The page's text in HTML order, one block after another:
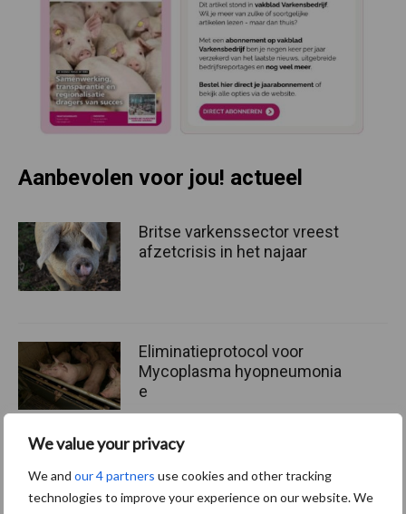
We value your privacy
We and our 4 partners use cookies and other tracking
technologies to improve your experience on our website. We
Aanbevolen voor jou! actueel
Britse varkenssector vreest
afzetcrisis in het najaar
Eliminatieprotocol voor
Mycoplasma hyopneumonia
e
AVP in Finland onderstreept
dat alertheid belangrijk is,
zeker nu